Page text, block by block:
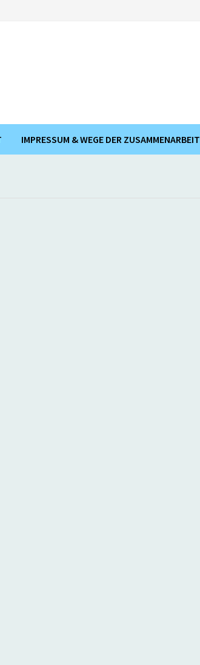
IMPRESSUM & WEGE DER ZUSAMMENARBEIT